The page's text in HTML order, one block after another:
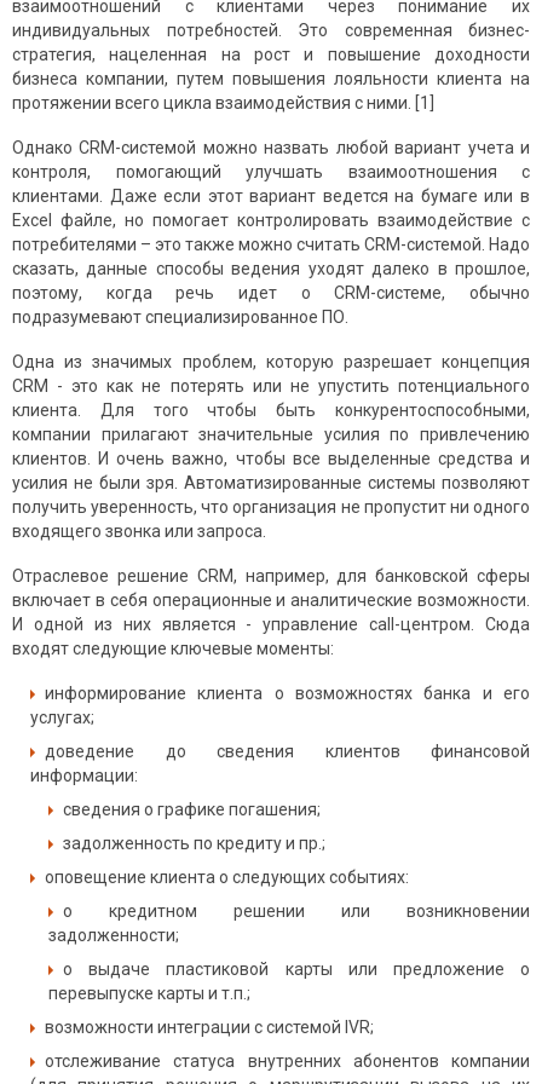
взаимоотношений с клиентами через понимание их
индивидуальных потребностей. Это современная бизнес-
стратегия, нацеленная на рост и повышение доходности
бизнеса компании, путем повышения лояльности клиента на
протяжении всего цикла взаимодействия с ними. [1]
Однако CRM-системой можно назвать любой вариант учета и
контроля, помогающий улучшать взаимоотношения с
клиентами. Даже если этот вариант ведется на бумаге или в
Excel файле, но помогает контролировать взаимодействие с
потребителями – это также можно считать CRM-системой. Надо
сказать, данные способы ведения уходят далеко в прошлое,
поэтому, когда речь идет о CRM-системе, обычно
подразумевают специализированное ПО.
Одна из значимых проблем, которую разрешает концепция
CRM - это как не потерять или не упустить потенциального
клиента. Для того чтобы быть конкурентоспособными,
компании прилагают значительные усилия по привлечению
клиентов. И очень важно, чтобы все выделенные средства и
усилия не были зря. Автоматизированные системы позволяют
получить уверенность, что организация не пропустит ни одного
входящего звонка или запроса.
Отраслевое решение CRM, например, для банковской сферы
включает в себя операционные и аналитические возможности.
И одной из них является - управление call-центром. Сюда
входят следующие ключевые моменты:
информирование клиента о возможностях банка и его
услугах;
доведение до сведения клиентов финансовой
информации:
сведения о графике погашения;
задолженность по кредиту и пр.;
оповещение клиента о следующих событиях:
о кредитном решении или возникновении
задолженности;
о выдаче пластиковой карты или предложение о
перевыпуске карты и т.п.;
возможности интеграции с системой IVR;
отслеживание статуса внутренних абонентов компании